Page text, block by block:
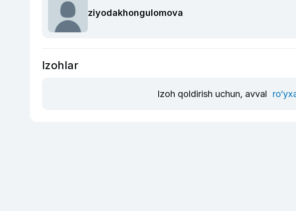
ziyodakhongulomova
Izohlar
Izoh qoldirish uchun, avval